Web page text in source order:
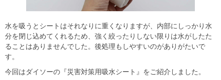
水を吸うとシートはそれなりに重くなりますが、内部にしっかり水
分を閉じ込めてくれるため、強く絞ったりしない限りは水がしたた
ることはありませんでした。後処理もしやすいのがありがたいで
す。
今回はダイソーの『災害対策用吸水シート』をご紹介しました。